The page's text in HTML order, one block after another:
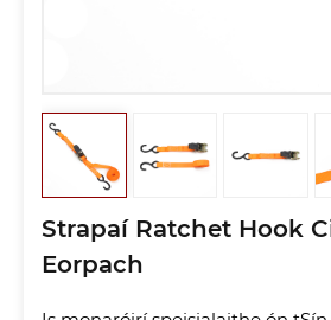
Strapaí Ratchet Hook
Eorpach